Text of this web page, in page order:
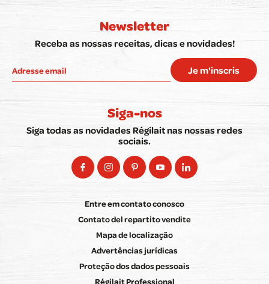
Newsletter
Receba as nossas receitas, dicas e novidades!
Je m'inscris
Siga-nos
Siga todas as novidades Régilait nas nossas redes
sociais.
Entre em contato conosco
Contato del repartito vendite
Mapa de localização
Advertências jurídicas
Proteção dos dados pessoais
Régilait Professional